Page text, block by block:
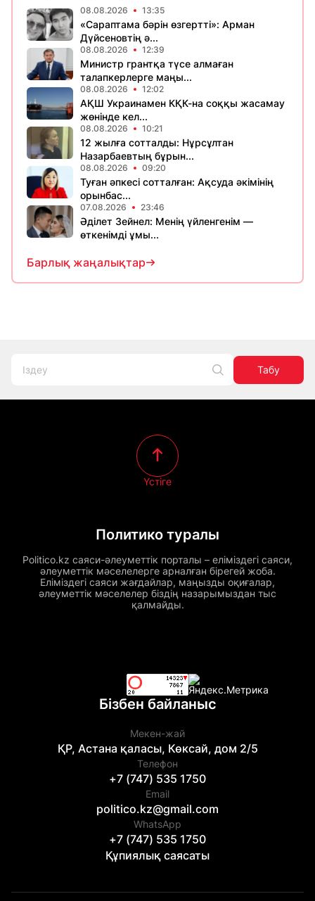
08.08.2026 13:35
«Сараптама бәрін өзгертті»: Арман
Дүйсеновтің ә...
08.08.2026 12:39
Министр грантқа түсе алмаған
талапкерлерге маңы...
08.08.2026 12:02
АҚШ Украинамен КҚК-на соққы жасамау
жөнінде кел...
08.08.2026 10:21
12 жылға сотталды: Нұрсұлтан
Назарбаевтың бұрын...
08.08.2026 09:20
Туған әпкесі сотталған: Ақсуда әкімінің
орынбас...
07.08.2026 23:46
Әділет Зейнел: Менің үйленгенім —
өткенімді ұмы...
Барлық жаңалықтар
Табу
Политико туралы
Politico.kz саяси-әлеуметтік порталы – еліміздегі саяси,
әлеуметтік мәселелерге арналған бірегей жоба.
Еліміздегі саяси жағдайлар, маңызды оқиғалар,
әлеуметтік мәселелер біздің назарымыздан тыс
қалмайды.
Үстіге
Бізбен байланыс
Мекен-жай
ҚР, Астана қаласы, Көксай, дом 2/5
Телефон
+7 (747) 535 1750
Email
politico.kz@gmail.com
WhatsApp
+7 (747) 535 1750
Құпиялық саясаты